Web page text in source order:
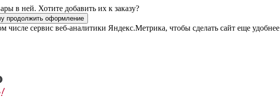
в ней. Хотите добавить их к заказу?
продолжить оформление
сервис веб-аналитики Яндекс.Метрика, чтобы сделать сайт еще удобнее